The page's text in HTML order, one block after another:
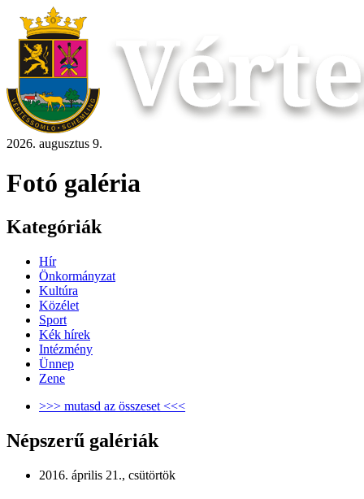
2026. augusztus 9.
Fotó galéria
Kategóriák
Hír
Önkormányzat
Kultúra
Közélet
Sport
Kék hírek
Intézmény
Ünnep
Zene
>>> mutasd az összeset <<<
Népszerű galériák
2016. április 21., csütörtök